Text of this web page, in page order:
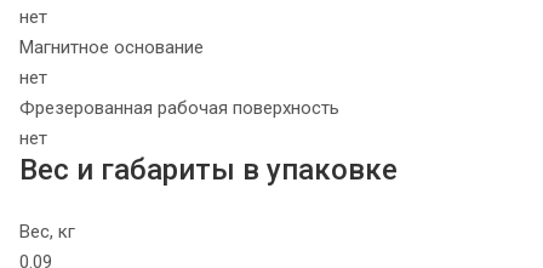
нет
Магнитное основание
нет
Фрезерованная рабочая поверхность
нет
Вес и габариты в упаковке
Вес, кг
0.09